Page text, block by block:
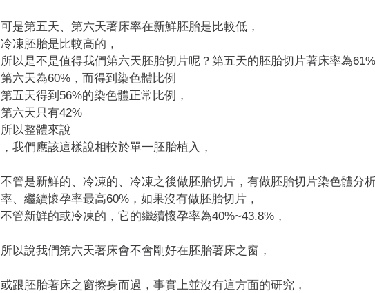
可是第五天、第六天著床率在新鮮胚胎是比較低，
冷凍胚胎是比較高的，
所以是不是值得我們第六天胚胎切片呢？ 第五天的胚胎切片著床率為61%
第六天為60%，而得到染色體比例
第五天得到56%的染色體正常比例，
第六天只有42%
所以整體來說
，我們應該這樣說相較於單一胚胎植入，
不管是新鮮的、冷凍的、冷凍之後做胚胎切片， 有做胚胎切片染色體分
率、繼續懷孕率最高60%， 如果沒有做胚胎切片，
不管新鮮的或冷凍的，它的繼續懷孕率為40%~43.8%，
所以說我們第六天著床會不會剛好在胚胎著床之窗，
或跟胚胎著床之窗擦身而過，事實上並沒有這方面的研究，